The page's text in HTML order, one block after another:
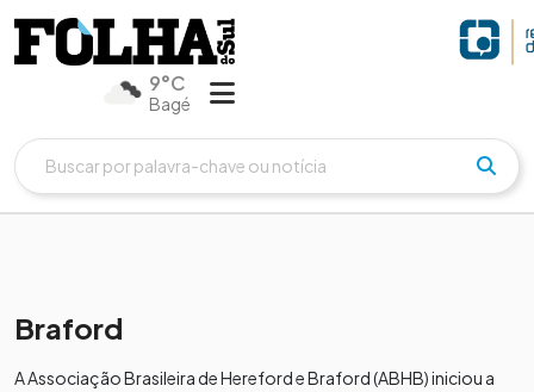
9°C
Bagé
Braford
A Associação Brasileira de Hereford e Braford (ABHB) iniciou a